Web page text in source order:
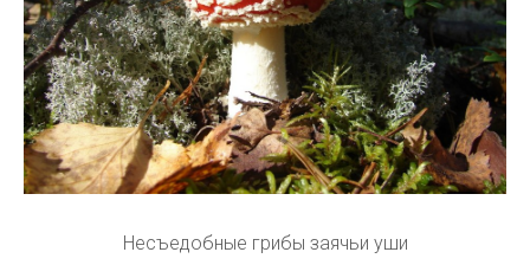
Несъедобные грибы заячьи уши